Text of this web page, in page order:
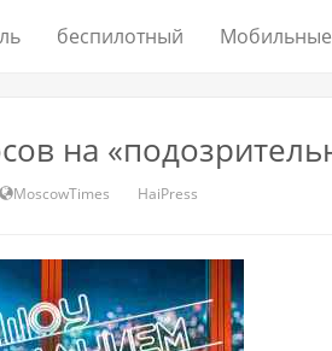
беспилотный
на
MoscowTimes HaiPress